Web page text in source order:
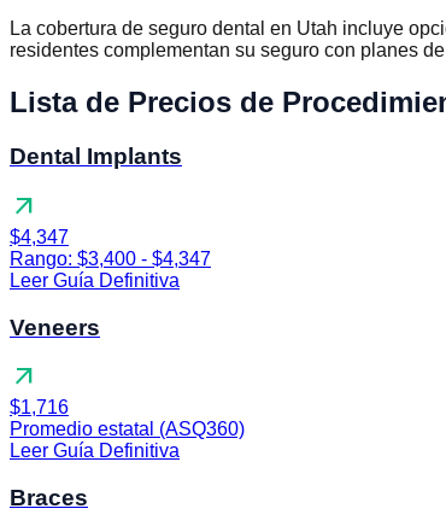
La cobertura de seguro dental en Utah incluye
residentes complementan su seguro con planes
Lista de Precios de
Dental Implants
arrow_outward
$4,347
Rango: $3,400 - $4,347
Leer Guía Definitiva
Veneers
arrow_outward
$1,716
Promedio estatal (ASQ360)
Leer Guía Definitiva
Braces